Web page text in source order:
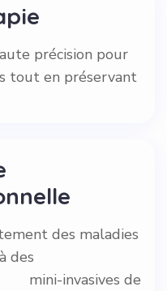
précision pour
tout en préservant
des maladies
des
invasives de